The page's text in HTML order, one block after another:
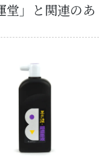
」と関連のあ